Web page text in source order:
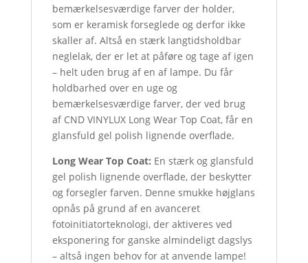
bemærkelsesværdige farver der holder,
som er keramisk forseglede og derfor ikke
skaller af. Altså en stærk langtidsholdbar
neglelak, der er let at påføre og tage af igen
– helt uden brug af en af lampe. Du får
holdbarhed over en uge og
bemærkelsesværdige farver, der ved brug
af CND VINYLUX Long Wear Top Coat, får en
glansfuld gel polish lignende overflade.
Long Wear Top Coat: En stærk og glansfuld
gel polish lignende overflade, der beskytter
og forsegler farven. Denne smukke højglans
opnås på grund af en avanceret
fotoinitiatorteknologi, der aktiveres ved
eksponering for ganske almindeligt dagslys
– altså ingen behov for at anvende lampe!